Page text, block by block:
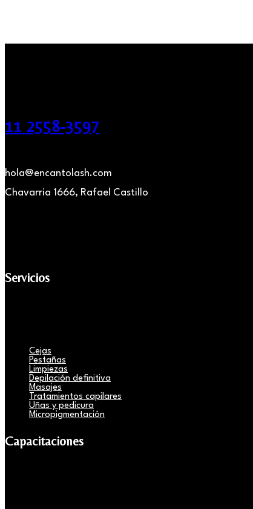
11 2558-3597
hola@encantolash.com
Chavarria 1666, Rafael Castillo
Servicios
Cejas
Pestañas
Limpiezas
Depilación definitiva
Masajes
Tratamientos capilares
Uñas y pedicura
Micropigmentación
Capacitaciones